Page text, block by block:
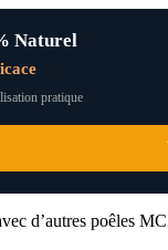
Naturel
pratique
d’autres poêles